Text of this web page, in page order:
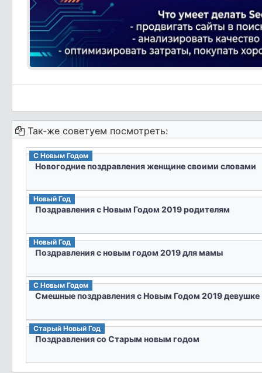
Так-же советуем посмотреть:
С Новым Годом
Новогодние поздравления женщине своими словами
Новый Год
Поздравления с Новым Годом 2019 родителям
Новый Год
Поздравления с новым годом 2019 для мамы
С Новым Годом
Смешные поздравления с Новым Годом 2019 девушке
Старый Новый Год
Поздравления со Старым новым годом